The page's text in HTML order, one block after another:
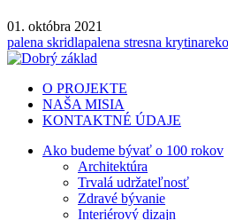
01. októbra 2021
palena skridlapalena stresna krytina
O PROJEKTE
NAŠA MISIA
KONTAKTNÉ ÚDAJE
Ako budeme bývať o 100 rokov
Architektúra
Trvalá udržateľnosť
Zdravé bývanie
Interiérový dizajn